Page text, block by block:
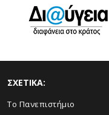
ΣΧΕΤΙΚΑ:
Το Πανεπιστήμιο